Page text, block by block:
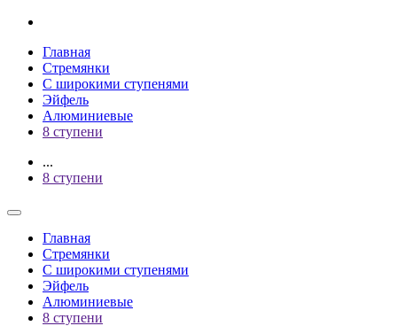
Главная
Стремянки
С широкими ступенями
Эйфель
Алюминиевые
8 ступени
...
8 ступени
Главная
Стремянки
С широкими ступенями
Эйфель
Алюминиевые
8 ступени